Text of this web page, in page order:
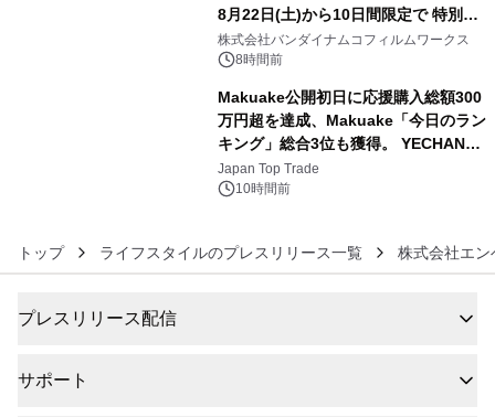
8月22日(土)から10日間限定で 特別映
像『UNICORN GUNDAM Statue ―
BEYOND POSSIBILITY ―』を上映！
株式会社バンダイナムコフィルムワークス
8時間前
Makuake公開初日に応援購入総額300
万円超を達成、Makuake「今日のラン
キング」総合3位も獲得。 YECHAN音
浴シンギングボウル第2弾の大型サイ
ズ（XL・2XL・3XL）を先行販売中
Japan Top Trade
10時間前
トップ ライフスタイルのプレスリリース一覧 株式会社エ
プレスリリース配信
サポート